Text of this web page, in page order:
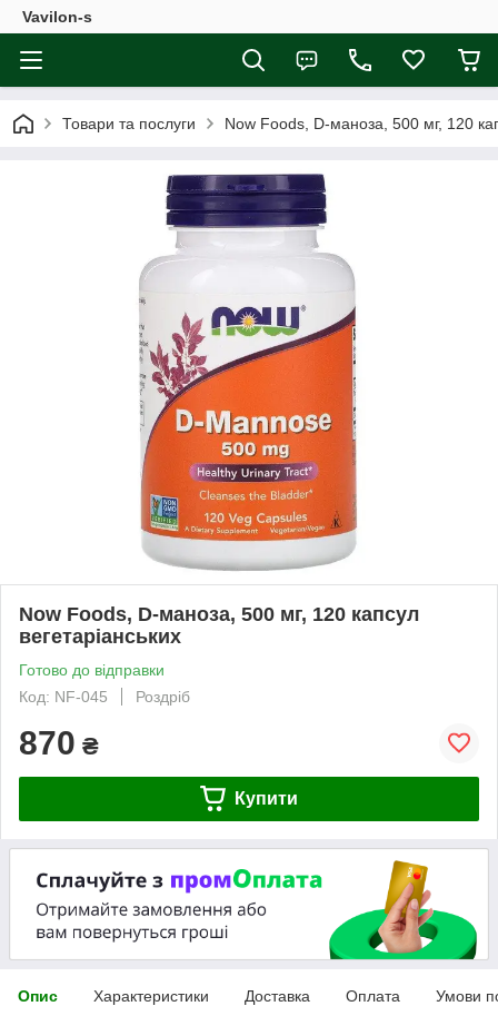
Vavilon-s
Товари та послуги Now Foods, D-маноза, 500 мг, 120
Now Foods, D-маноза, 500 мг, 120 капсул
вегетаріанських
Готово до відправки
Код: NF-045
Роздріб
870 ₴
Купити
Опис Характеристики Доставка Оплата Умови